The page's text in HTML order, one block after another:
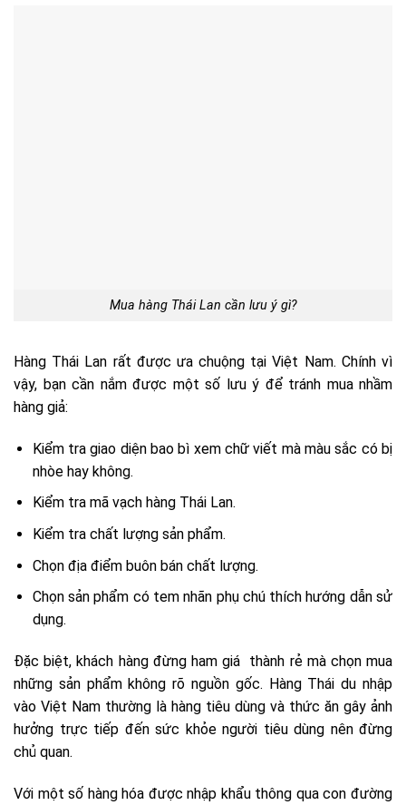
Mua hàng Thái Lan cần lưu ý gì?
Hàng Thái Lan rất được ưa chuộng tại Việt Nam. Chính vì
vậy, bạn cần nắm được một số lưu ý để tránh mua nhầm
hàng giả:
Kiểm tra giao diện bao bì xem chữ viết mà màu sắc có bị
nhòe hay không.
Kiểm tra mã vạch hàng Thái Lan.
Kiểm tra chất lượng sản phẩm.
Chọn địa điểm buôn bán chất lượng.
Chọn sản phẩm có tem nhãn phụ chú thích hướng dẫn sử
dụng.
Đặc biệt, khách hàng đừng ham giá thành rẻ mà chọn mua
những sản phẩm không rõ nguồn gốc. Hàng Thái du nhập
vào Việt Nam thường là hàng tiêu dùng và thức ăn gây ảnh
hưởng trực tiếp đến sức khỏe người tiêu dùng nên đừng
chủ quan.
Với một số hàng hóa được nhập khẩu thông qua con đường